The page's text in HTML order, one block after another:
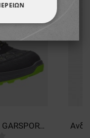
Τουριστικά παπούτσια GARSPORT SPARROW MID WP